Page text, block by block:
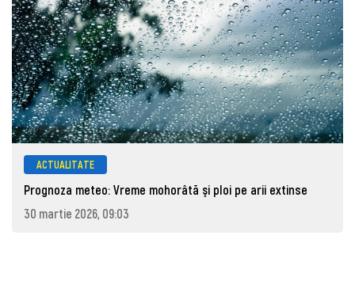
ACTUALITATE
Prognoza meteo: Vreme mohorâtă şi ploi pe arii extinse
30 martie 2026, 09:03